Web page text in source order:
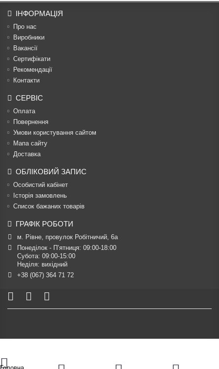
ІНФОРМАЦІЯ
Про нас
Виробники
Вакансії
Сертифікати
Рекомендації
Контакти
СЕРВІС
Оплата
Повернення
Умови користування сайтом
Мапа сайту
Доставка
ОБЛІКОВИЙ ЗАПИС
Особистий кабінет
Історія замовлень
Список бажаних товарів
ГРАФІК РОБОТИ
м. Рівне, провулок Робітничий, 6а
Понеділок - П’ятниця: 09:00-18:00
Субота: 09:00-15:00
Неділя: вихідний
+38 (067) 364 71 72